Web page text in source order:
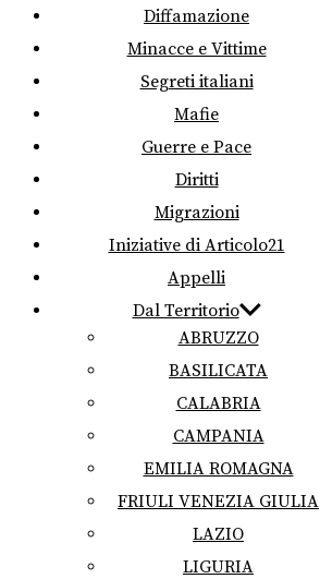
Diffamazione
Minacce e Vittime
Segreti italiani
Mafie
Guerre e Pace
Diritti
Migrazioni
Iniziative di Articolo21
Appelli
Dal Territorio
ABRUZZO
BASILICATA
CALABRIA
CAMPANIA
EMILIA ROMAGNA
FRIULI VENEZIA GIULIA
LAZIO
LIGURIA